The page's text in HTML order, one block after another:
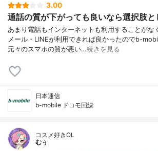
3.00
通話の質が下がっても良いなら選択肢と
あまり電話もインターネットも利用することがな
メール・LINEが利用できれば良かったのでb-
元々のスマホの質が悪い…続きを見る
日本通信
b-mobile ドコモ回線
コスメ好きOL
むぅ